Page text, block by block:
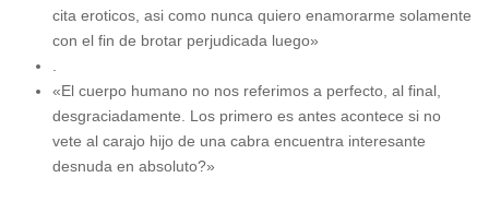
cita eroticos, asi­ como nunca quiero enamorarme solamente
con el fin de brotar perjudicada luego»
«El cuerpo humano no nos referimos a perfecto, al final,
desgraciadamente. Los primero es antes acontece si no
vete al carajo hijo de una cabra encuentra interesante
desnuda en absoluto?»